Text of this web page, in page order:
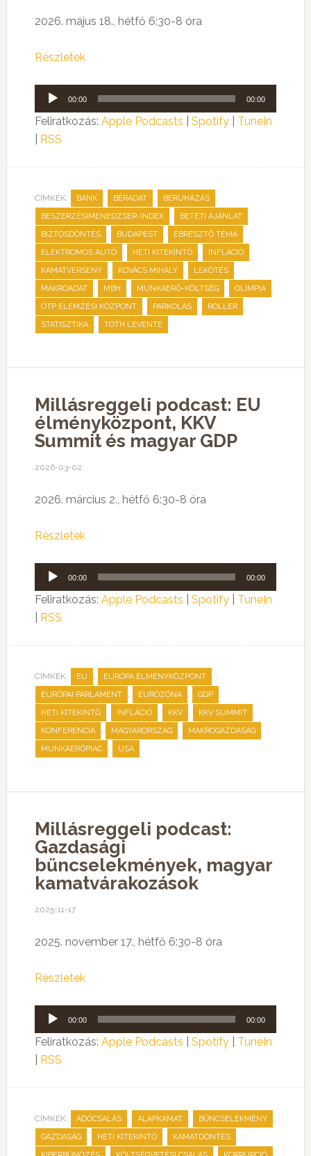
2026. május 18., hétfő 6:30-8 óra
Részletek
Audió
lejátszó
00:00 00:00
Feliratkozás: Apple Podcasts Spotify| TuneIn
RSS
CÍMKÉK: BANK , BÉRADAT , BERUHÁZÁS ,
BESZERZÉSIMENEDZSER-INDEX , BETÉTI AJÁNLAT ,
BIZTOSDÖNTÉS , BUDAPEST , ÉBRESZTŐ TÉMA ,
ELEKTROMOS AUTÓ , HETI KITEKINTŐ , INFLÁCIÓ ,
KAMATVERSENY , KOVÁCS MIHÁLY , LEKÖTÉS ,
MAKROADAT , MBH , MUNKAERŐ-KÖLTSÉG , OLIMPIA ,
OTP ELEMZÉSI KÖZPONT , PARKOLÁS , ROLLER ,
STATISZTIKA , TÓTH LEVENTE
Millásreggeli podcast: EU
élményközpont, KKV
Summit és magyar GDP
2026-03-02
2026. március 2., hétfő 6:30-8 óra
Részletek
Audió
lejátszó
00:00 00:00
Feliratkozás: Apple Podcasts Spotify| TuneIn
RSS
CÍMKÉK: EU , EURÓPA ÉLMÉNYKÖZPONT ,
EURÓPAI PARLAMENT , EURÓZÓNA , GDP ,
HETI KITEKINTŐ , INFLÁCIÓ , KKV , KKV SUMMIT ,
KONFERENCIA , MAGYARORSZÁG , MAKROGAZDASÁG ,
MUNKAERŐPIAC , USA
Millásreggeli podcast:
Gazdasági
bűncselekmények, magyar
kamatvárakozások
2025-11-17
2025. november 17., hétfő 6:30-8 óra
Részletek
Audió
lejátszó
00:00 00:00
Feliratkozás: Apple Podcasts Spotify| TuneIn
RSS
CÍMKÉK: ADÓCSALÁS , ALAPKAMAT , BŰNCSELEKMÉNY ,
GAZDASÁG , HETI KITEKINTŐ , KAMATDÖNTÉS ,